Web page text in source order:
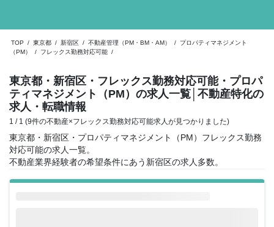
TOP / 東京都 / 新宿区 / 不動産管理（PM・BM・AM） /
プロパティマネジメント
（PM）
/ フレックス勤務対応可能 /
東京都・新宿区・フレックス勤務対応可能・プロパ
ティマネジメント（PM）の求人一覧 │不動産特化の
求人・転職情報
1 / 1 (9件の不動産×フレックス勤務対応可能求人が見つかりました)
東京都・新宿区・プロパティマネジメント（PM）フレックス勤務
対応可能の求人一覧。
不動産業界経験者の希望条件にあう新宿区の求人多数。